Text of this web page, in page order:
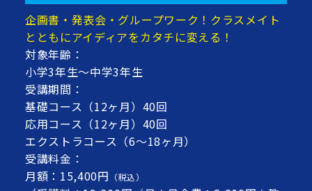
企画書・発表会・グループワーク！クラスメイト
とともにアイディアをカタチに変える！
対象年齢：
小学3年生～中学3年生
受講期間：
基礎コース（12ヶ月）40回
応用コース（12ヶ月）40回
エクストラコース（6～18ヶ月）
受講料金：
月額：15,400円 （税込）